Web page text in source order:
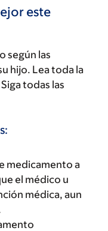
este
según las
hijo. Lea toda la
todas las
medicamento a
el médico u
médica, aun